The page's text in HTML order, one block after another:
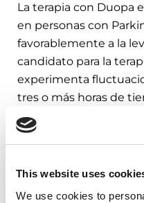
This website uses
We use cookies to
La terapia con Duopa
en personas con
favorablemente a la
candidato para la
experimenta
tres o más horas de
intentado y fracasado
fluctuaciones
o los inhibidores de la